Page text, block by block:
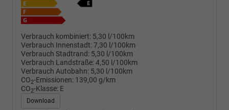
Verbrauch kombiniert: 5,30 l/100km
Verbrauch Innenstadt:7,30 l/100km
Verbrauch Stadtrand: 5,30 l/100km
Verbrauch Landstraße:4,50 l/100km
Verbrauch Autobahn: 5,30 l/100km
CO2-Emissionen: 139,00 g/km
CO2-Klasse: E
Download